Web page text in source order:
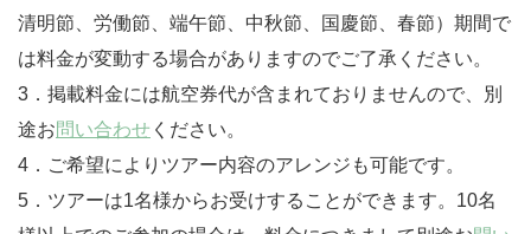
清明節、労働節、端午節、中秋節、国慶節、春節）期間で
は料金が変動する場合がありますのでご了承ください。
3．掲載料金には航空券代が含まれておりませんので、別
途お問い合わせ ください。
4．ご希望によりツアー内容のアレンジも可能です。
5．ツアーは1名様からお受けすることができます。10名